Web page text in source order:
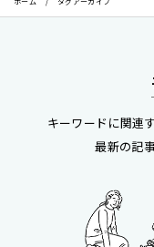
キーワードに関連
最新の記